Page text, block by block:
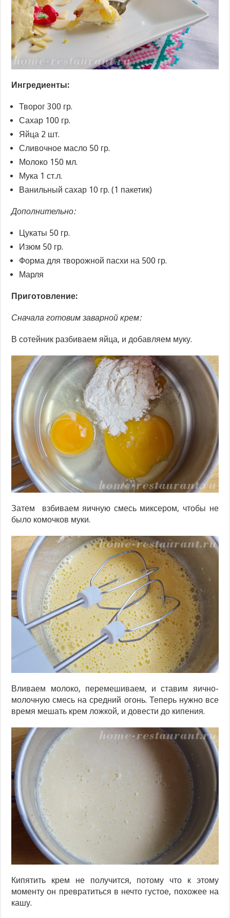
Ингредиенты:
Творог 300 гр.
Сахар 100 гр.
Яйца 2 шт.
Сливочное масло 50 гр.
Молоко 150 мл.
Мука 1 ст.л.
Ванильный сахар 10 гр. (1 пакетик)
Дополнительно:
Цукаты 50 гр.
Изюм 50 гр.
Форма для творожной пасхи на 500 гр.
Марля
Приготовление:
Сначала готовим заварной крем:
В сотейник разбиваем яйца, и добавляем муку.
Затем взбиваем яичную смесь миксером, чтобы не
было комочков муки.
Вливаем молоко, перемешиваем, и ставим яично-
молочную смесь на средний огонь. Теперь нужно все
время мешать крем ложкой, и довести до кипения.
Кипятить крем не получится, потому что к этому
моменту он превратиться в нечто густое, похожее на
кашу.